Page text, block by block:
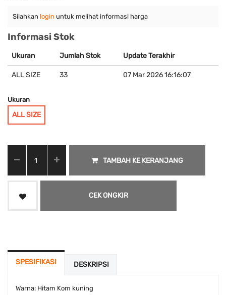
Silahkan login untuk melihat informasi harga
Informasi Stok
Ukuran Jumlah Stok Update Terakhir
ALL SIZE 33 07 Mar 2026 16:16:07
Ukuran
ALL SIZE
TAMBAH KE KERANJANG
CEK ONGKIR
SPESIFIKASI DESKRIPSI
Warna: Hitam Kom kuning